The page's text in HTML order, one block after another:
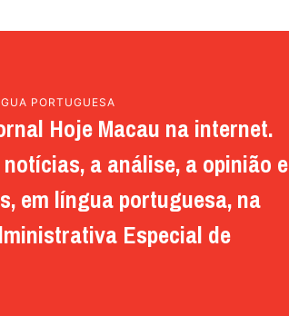
PORTUGUESA
Hoje Macau na internet.
a análise, a opinião e
em língua portuguesa, na
Especial de